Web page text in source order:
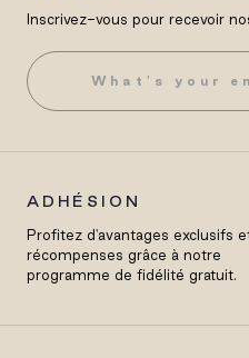
Inscrivez-vous pour recevoir
ADHÉSION
Profitez d'avantages exclusifs
récompenses grâce à notre
programme de fidélité gratuit.